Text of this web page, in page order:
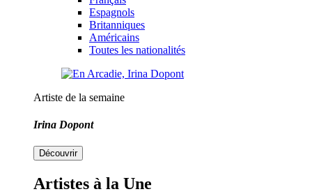
Espagnols
Britanniques
Américains
Toutes les nationalités
Artiste de la semaine
Irina Dopont
Découvrir
Artistes à la Une